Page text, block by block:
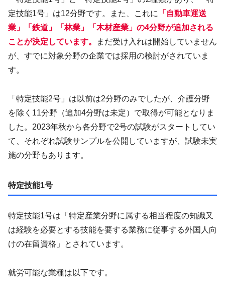
定技能1号」は12分野です。また、これに
「自動車運送
業」「鉄道」「林業」「木材産業」の4分野が追加される
ことが決定しています。
まだ受け入れは開始していません
が、すでに対象分野の企業では採用の検討がされていま
す。
「特定技能2号」は以前は2分野のみでしたが、介護分野
を除く11分野（追加4分野は未定）で取得が可能となりま
した。2023年秋から各分野で2号の試験がスタートしてい
て、それぞれ試験サンプルを公開していますが、試験未実
施の分野もあります。
特定技能1号
特定技能1号は「特定産業分野に属する相当程度の知識又
は経験を必要とする技能を要する業務に従事する外国人向
けの在留資格」とされています。
就労可能な業種は以下です。